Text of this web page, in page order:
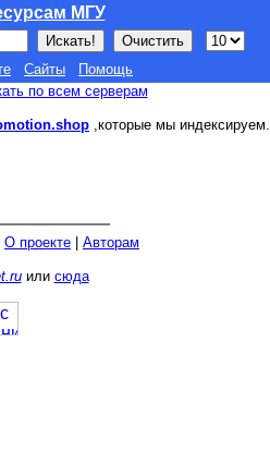
МГУ
Сайты
Помощь
по всем серверам
,которые мы индексируем.
О проекте Авторам
или сюда